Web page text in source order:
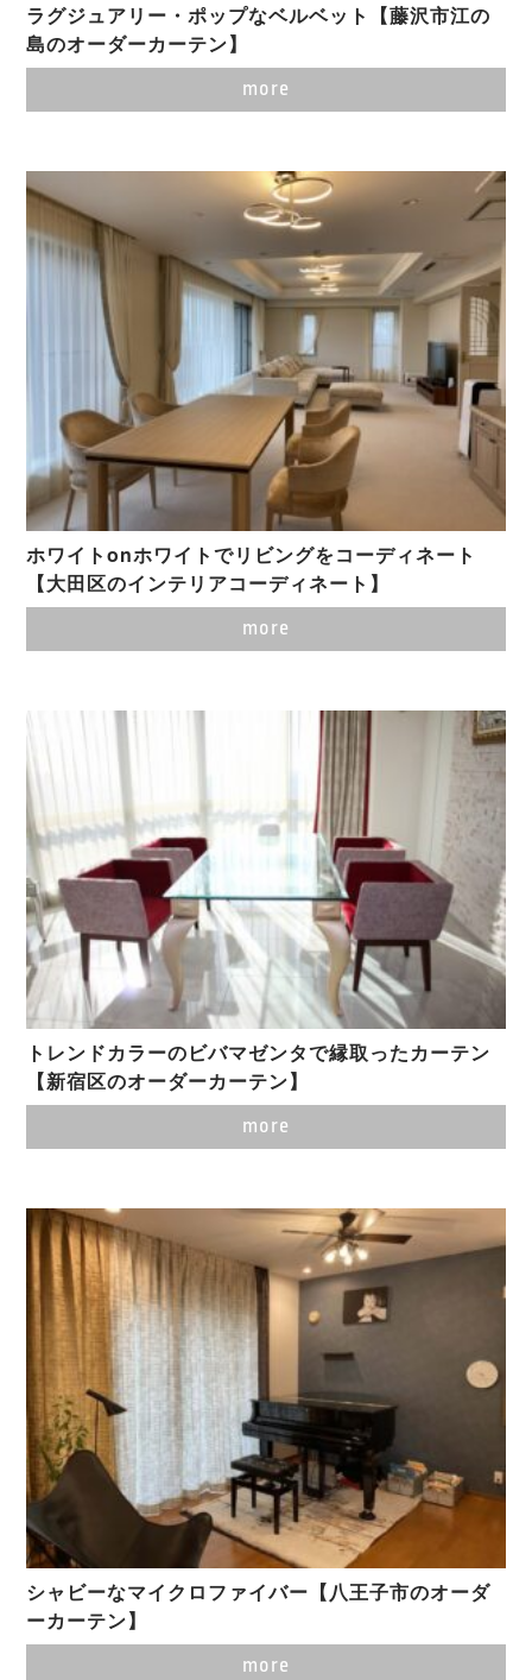
ラグジュアリー・ポップなベルベット【藤沢市江の
島のオーダーカーテン】
more
ホワイトonホワイトでリビングをコーディネート
【大田区のインテリアコーディネート】
more
トレンドカラーのビバマゼンタで縁取ったカーテン
【新宿区のオーダーカーテン】
more
シャビーなマイクロファイバー【八王子市のオーダ
ーカーテン】
more